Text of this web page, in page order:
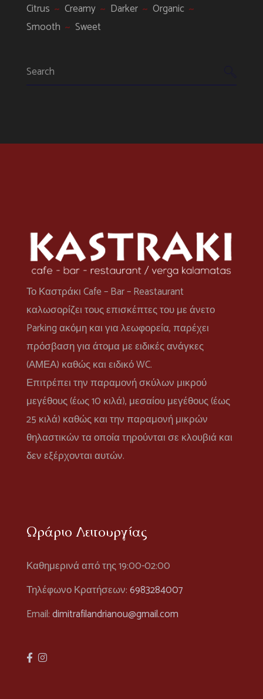
Citrus Creamy Darker
Organic
Smooth
Sweet
Το Καστράκι Cafe – Bar – Reastaurant
καλωσορίζει τους επισκέπτες του με άνετο
Parking ακόμη και για λεωφορεία, παρέχει
πρόσβαση για άτομα με ειδικές ανάγκες
(ΑΜΕΑ) καθώς και ειδικό WC.
Επιτρέπει την παραμονή σκύλων μικρού
μεγέθους (έως 10 κιλά), μεσαίου μεγέθους (έως
25 κιλά) καθώς και την παραμονή μικρών
θηλαστικών τα οποία τηρούνται σε κλουβιά και
δεν εξέρχονται αυτών.
Ωράριο Λειτουργίας
Καθημερινά από της 19:00-02:00
Τηλέφωνο Κρατήσεων:6983284007
Email:dimitrafilandrianou@gmail.com